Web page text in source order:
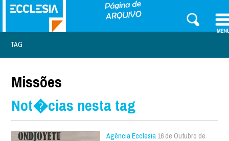
TAG
Missões
Not�cias nesta tag
Agência Ecclesia 16 de Outubro de